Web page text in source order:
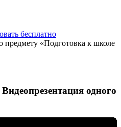
бесплатно
предмету «Подготовка к школе
одного